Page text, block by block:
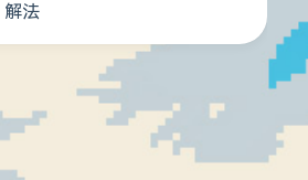
解法
F(f) , \mathrm{d}x